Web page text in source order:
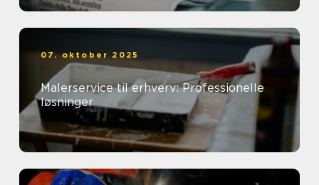
07. oktober 2025
Malerservice til erhverv: Professionelle
løsninger